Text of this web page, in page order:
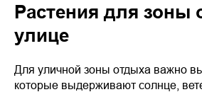
Растения для зоны
улице
Для уличной зоны отдыха важно
которые выдерживают солнце,